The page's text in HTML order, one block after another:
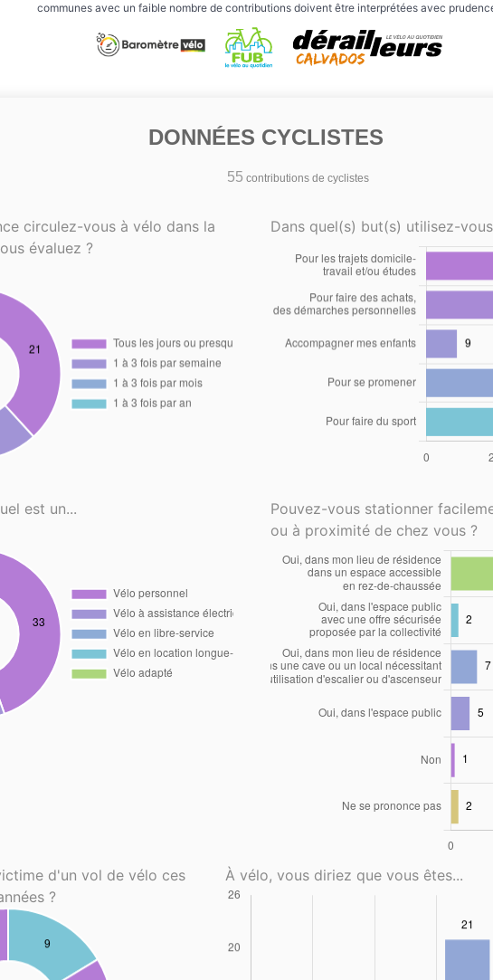
communes avec un faible nombre de contributions doivent être interprétées avec
DONNÉES CYCLISTES
55 contributions de cyclistes
circulez-vous à vélo dans la
évaluez ?
Dans quel(s) but(s) utilisez-
est un...
Pouvez-vous stationner
ou à proximité de chez vous ?
d'un vol de vélo ces
?
À vélo, vous diriez que vous êtes...